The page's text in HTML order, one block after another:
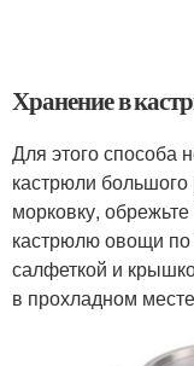
Хранение в
Для этого способа
кастрюли
морковку,
кастрюлю овощи по
салфеткой и
в прохладном